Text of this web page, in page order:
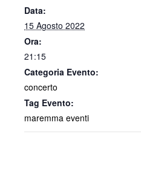
Data:
15 Agosto 2022
Ora:
21:15
Categoria Evento:
concerto
Tag Evento:
maremma eventi